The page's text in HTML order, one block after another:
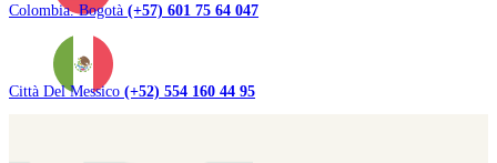
Colombia. Bogotà (+57) 601 75 64 047
Città Del Messico (+52) 554 160 44 95